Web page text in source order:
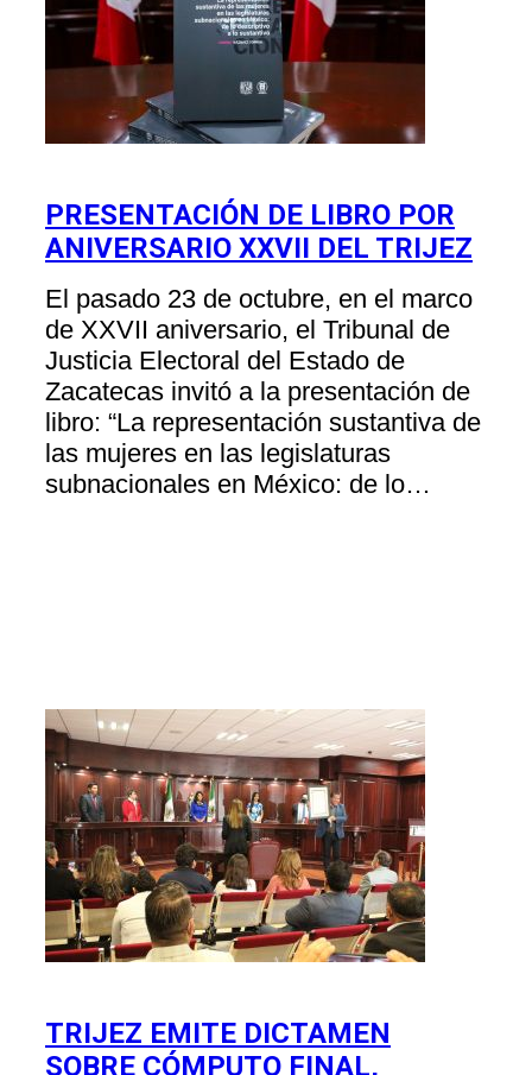
PRESENTACIÓN DE LIBRO POR
ANIVERSARIO XXVII DEL TRIJEZ
El pasado 23 de octubre, en el marco
de XXVII aniversario, el Tribunal de
Justicia Electoral del Estado de
Zacatecas invitó a la presentación de
libro: “La representación sustantiva de
las mujeres en las legislaturas
subnacionales en México: de lo…
TRIJEZ EMITE DICTAMEN
SOBRE CÓMPUTO FINAL,